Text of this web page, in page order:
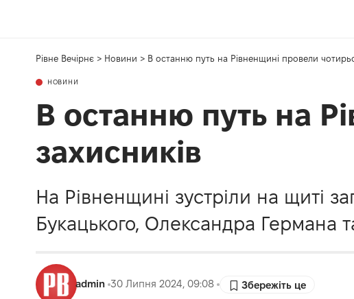
Рівне Вечірнє > Новини > В останню путь на Рівненщині провели
НОВИНИ
В останню путь на
захисників
На Рівненщині зустріли на щиті
Букацького, Олександра Германа
admin 30 Липня 2024, 09:08